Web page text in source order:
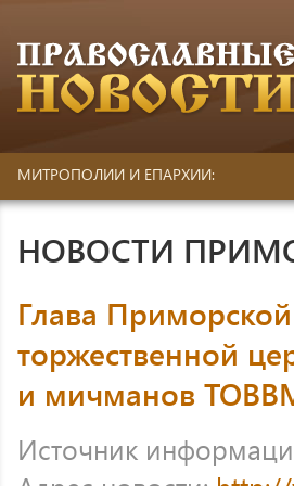
МИТРОПОЛИИ И ЕПАРХИИ:
НОВОСТИ
Глава
торжественной
и мичманов
Источник